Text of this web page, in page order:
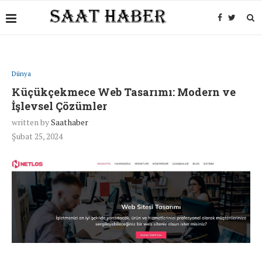
Dünya
Küçükçekmece Web Tasarımı: Modern ve
İşlevsel Çözümler
written bySaathaber
Şubat 25, 2024